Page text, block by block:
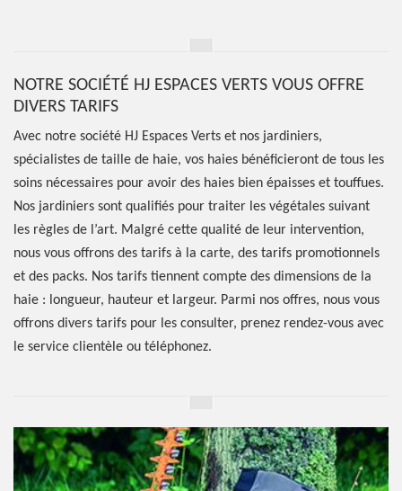
NOTRE SOCIÉTÉ HJ ESPACES VERTS VOUS OFFRE
DIVERS TARIFS
Avec notre société HJ Espaces Verts et nos jardiniers,
spécialistes de taille de haie, vos haies bénéficieront de tous les
soins nécessaires pour avoir des haies bien épaisses et touffues.
Nos jardiniers sont qualifiés pour traiter les végétales suivant
les règles de l’art. Malgré cette qualité de leur intervention,
nous vous offrons des tarifs à la carte, des tarifs promotionnels
et des packs. Nos tarifs tiennent compte des dimensions de la
haie : longueur, hauteur et largeur. Parmi nos offres, nous vous
offrons divers tarifs pour les consulter, prenez rendez-vous avec
le service clientèle ou téléphonez.